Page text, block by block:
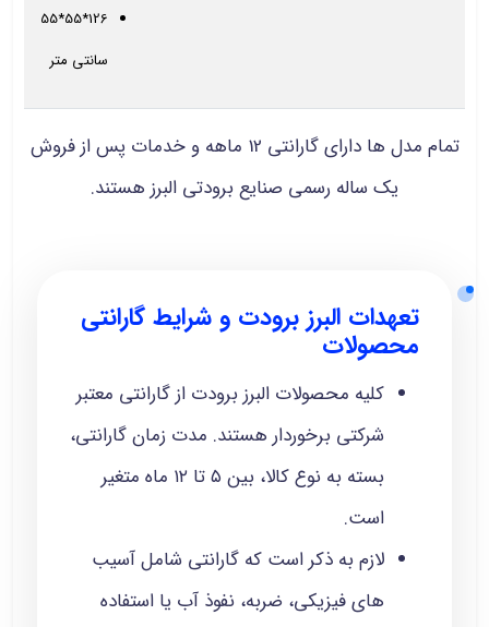
126*55*55
سانتی متر
تمام مدل‌ ها دارای گارانتی 12 ماهه و خدمات پس از فروش
یک ساله رسمی صنایع برودتی البرز هستند.
تعهدات البرز برودت و شرایط گارانتی
محصولات
کلیه محصولات البرز برودت از گارانتی معتبر
شرکتی برخوردار هستند. مدت‌ زمان گارانتی،
بسته به نوع کالا، بین ۵ تا ۱۲ ماه متغیر
است.
لازم به ذکر است که گارانتی شامل آسیب‌
های فیزیکی، ضربه، نفوذ آب یا استفاده